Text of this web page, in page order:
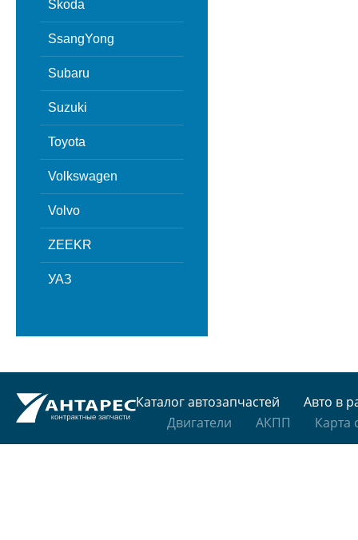
Skoda
SsangYong
Subaru
Suzuki
Toyota
Volkswagen
Volvo
ZEEKR
УАЗ
Каталог автозапчастей
Авто в
Двигатели
АКПП Карта